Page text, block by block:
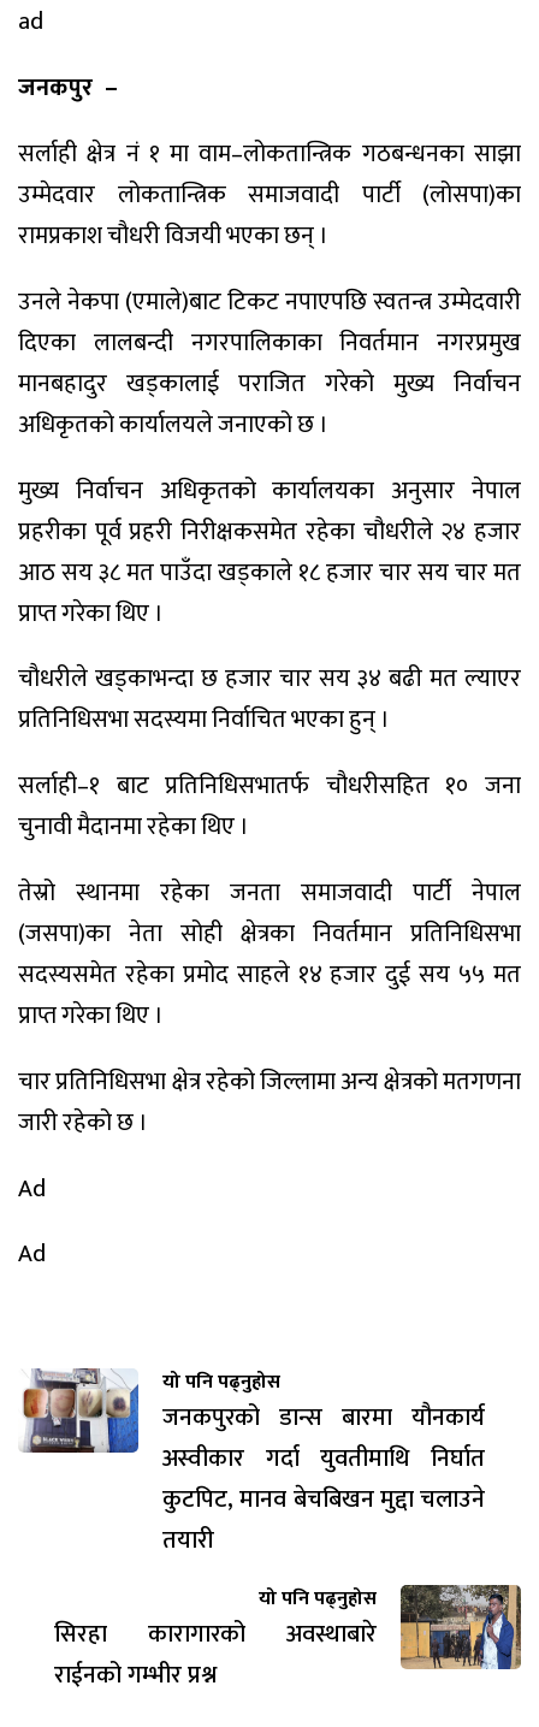
ad
जनकपुर –
सर्लाही क्षेत्र नं १ मा वाम–लोकतान्त्रिक गठबन्धनका साझा
उम्मेदवार लोकतान्त्रिक समाजवादी पार्टी (लोसपा)का
रामप्रकाश चौधरी विजयी भएका छन् ।
उनले नेकपा (एमाले)बाट टिकट नपाएपछि स्वतन्त्र उम्मेदवारी
दिएका लालबन्दी नगरपालिकाका निवर्तमान नगरप्रमुख
मानबहादुर खड्कालाई पराजित गरेको मुख्य निर्वाचन
अधिकृतको कार्यालयले जनाएको छ ।
मुख्य निर्वाचन अधिकृतको कार्यालयका अनुसार नेपाल
प्रहरीका पूर्व प्रहरी निरीक्षकसमेत रहेका चौधरीले २४ हजार
आठ सय ३८ मत पाउँदा खड्काले १८ हजार चार सय चार मत
प्राप्त गरेका थिए ।
चौधरीले खड्काभन्दा छ हजार चार सय ३४ बढी मत ल्याएर
प्रतिनिधिसभा सदस्यमा निर्वाचित भएका हुन् ।
सर्लाही–१ बाट प्रतिनिधिसभातर्फ चौधरीसहित १० जना
चुनावी मैदानमा रहेका थिए ।
तेस्रो स्थानमा रहेका जनता समाजवादी पार्टी नेपाल
(जसपा)का नेता सोही क्षेत्रका निवर्तमान प्रतिनिधिसभा
सदस्यसमेत रहेका प्रमोद साहले १४ हजार दुई सय ५५ मत
प्राप्त गरेका थिए ।
चार प्रतिनिधिसभा क्षेत्र रहेको जिल्लामा अन्य क्षेत्रको मतगणना
जारी रहेको छ ।
Ad
Ad
यो पनि पढ्नुहोस
जनकपुरको डान्स बारमा यौनकार्य
अस्वीकार गर्दा युवतीमाथि निर्घात
कुटपिट, मानव बेचबिखन मुद्दा चलाउने
तयारी
यो पनि पढ्नुहोस
सिरहा कारागारको अवस्थाबारे
राईनको गम्भीर प्रश्न